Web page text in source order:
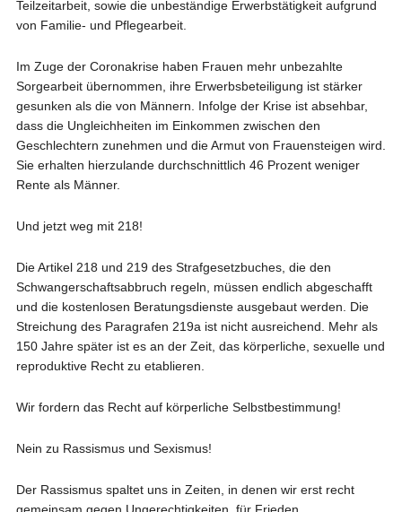
Teilzeitarbeit, sowie die unbeständige Erwerbstätigkeit aufgrund
von Familie- und Pflegearbeit.
Im Zuge der Coronakrise haben Frauen mehr unbezahlte
Sorgearbeit übernommen, ihre Erwerbsbeteiligung ist stärker
gesunken als die von Männern. Infolge der Krise ist absehbar,
dass die Ungleichheiten im Einkommen zwischen den
Geschlechtern zunehmen und die Armut von Frauensteigen wird.
Sie erhalten hierzulande durchschnittlich 46 Prozent weniger
Rente als Männer.
Und jetzt weg mit 218!
Die Artikel 218 und 219 des Strafgesetzbuches, die den
Schwangerschaftsabbruch regeln, müssen endlich abgeschafft
und die kostenlosen Beratungsdienste ausgebaut werden. Die
Streichung des Paragrafen 219a ist nicht ausreichend. Mehr als
150 Jahre später ist es an der Zeit, das körperliche, sexuelle und
reproduktive Recht zu etablieren.
Wir fordern das Recht auf körperliche Selbstbestimmung!
Nein zu Rassismus und Sexismus!
Der Rassismus spaltet uns in Zeiten, in denen wir erst recht